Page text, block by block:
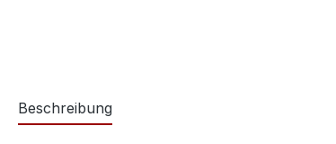
Beschreibung